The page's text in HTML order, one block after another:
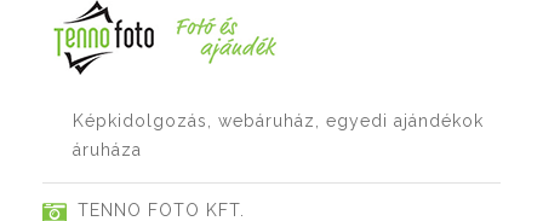
Képkidolgozás, webáruház, egyedi ajándékok
áruháza
TENNO FOTO KFT.